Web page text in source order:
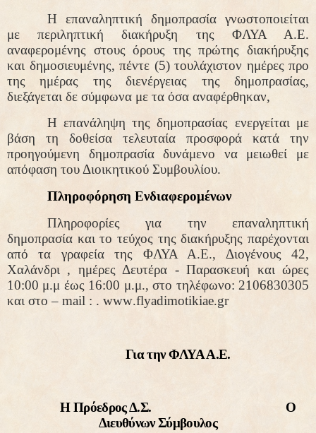
Η επαναληπτική δημοπρασία γνωστοποιείται
με περιληπτική διακήρυξη της ΦΛΥΑ Α.Ε.
αναφερομένης στους όρους της πρώτης διακήρυξης
και δημοσιευμένης, πέντε (5) τουλάχιστον ημέρες προ
της ημέρας της διενέργειας της δημοπρασίας,
διεξάγεται δε σύμφωνα με τα όσα αναφέρθηκαν,
Η επανάληψη της δημοπρασίας ενεργείται με
βάση τη δοθείσα τελευταία προσφορά κατά την
προηγούμενη δημοπρασία δυνάμενο να μειωθεί με
απόφαση του Διοικητικού Συμβουλίου.
Πληροφόρηση Ενδιαφερομένων
Πληροφορίες για την επαναληπτική
δημοπρασία και το τεύχος της διακήρυξης παρέχονται
από τα γραφεία της ΦΛΥΑ Α.Ε., Διογένους 42,
Χαλάνδρι , ημέρες Δευτέρα - Παρασκευή και ώρες
10:00 μ.μ έως 16:00 μ.μ., στο τηλέφωνο: 2106830305
και στο – mail : . www.flyadimotikiae.gr
Για την ΦΛΥΑ Α.Ε.
Η Πρόεδρος Δ.Σ.
Ο
Διευθύνων Σύμβουλος